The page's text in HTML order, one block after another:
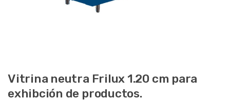
Vitrina neutra Frilux 1.20 cm para
exhibción de productos.